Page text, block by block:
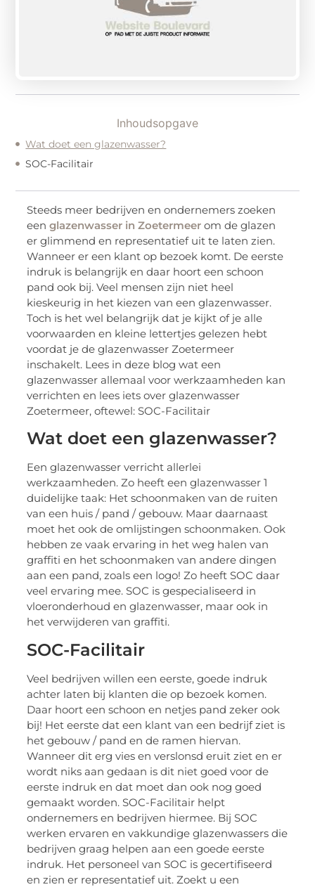
Inhoudsopgave
Wat doet een glazenwasser?
SOC-Facilitair
Steeds meer bedrijven en ondernemers zoeken
eenglazenwasser in Zoetermeer om de glazen
er glimmend en representatief uit te laten zien.
Wanneer er een klant op bezoek komt. De eerste
indruk is belangrijk en daar hoort een schoon
pand ook bij. Veel mensen zijn niet heel
kieskeurig in het kiezen van een glazenwasser.
Toch is het wel belangrijk dat je kijkt of je alle
voorwaarden en kleine lettertjes gelezen hebt
voordat je de glazenwasser Zoetermeer
inschakelt. Lees in deze blog wat een
glazenwasser allemaal voor werkzaamheden kan
verrichten en lees iets over glazenwasser
Zoetermeer, oftewel: SOC-Facilitair
Wat doet een glazenwasser?
Een glazenwasser verricht allerlei
werkzaamheden. Zo heeft een glazenwasser 1
duidelijke taak: Het schoonmaken van de ruiten
van een huis / pand / gebouw. Maar daarnaast
moet het ook de omlijstingen schoonmaken. Ook
hebben ze vaak ervaring in het weg halen van
graffiti en het schoonmaken van andere dingen
aan een pand, zoals een logo! Zo heeft SOC daar
veel ervaring mee. SOC is gespecialiseerd in
vloeronderhoud en glazenwasser, maar ook in
het verwijderen van graffiti.
SOC-Facilitair
Veel bedrijven willen een eerste, goede indruk
achter laten bij klanten die op bezoek komen.
Daar hoort een schoon en netjes pand zeker ook
bij! Het eerste dat een klant van een bedrijf ziet is
het gebouw / pand en de ramen hiervan.
Wanneer dit erg vies en verslonsd eruit ziet en er
wordt niks aan gedaan is dit niet goed voor de
eerste indruk en dat moet dan ook nog goed
gemaakt worden. SOC-Facilitair helpt
ondernemers en bedrijven hiermee. Bij SOC
werken ervaren en vakkundige glazenwassers die
bedrijven graag helpen aan een goede eerste
indruk. Het personeel van SOC is gecertifiseerd
en zien er representatief uit. Zoekt u een